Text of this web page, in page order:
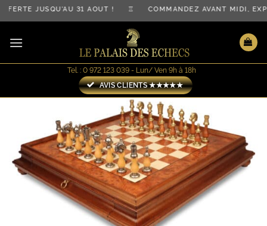
Passer
au
contenu
JUSQU'AU 31 AOÛT ! ♖ COMMANDEZ AVANT MIDI,
Tel. : 0 972 123 039 - Lun/ Ven 9h à 18h
AVIS CLIENTS ★★★★★